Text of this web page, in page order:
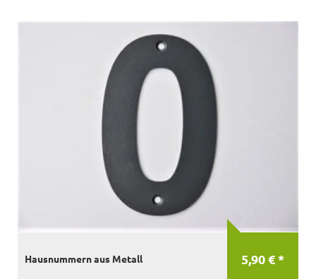
5,90 € *
Hausnummern aus Metall